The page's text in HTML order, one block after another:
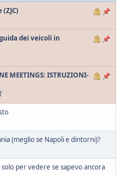
dei veicoli in
MEETINGS: ISTRUZIONI-
(meglio se Napoli e dintorni)?
per vedere se sapevo ancora